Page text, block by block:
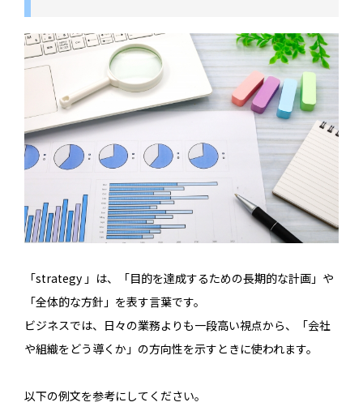
「strategy 」は、「目的を達成するための長期的な計画」や
「全体的な方針」を表す言葉です。
ビジネスでは、日々の業務よりも一段高い視点から、「会社
や組織をどう導くか」の方向性を示すときに使われます。
以下の例文を参考にしてください。